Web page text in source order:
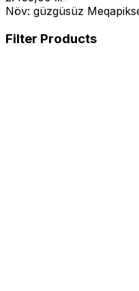
Növ: güzgüsüz
Filter Products